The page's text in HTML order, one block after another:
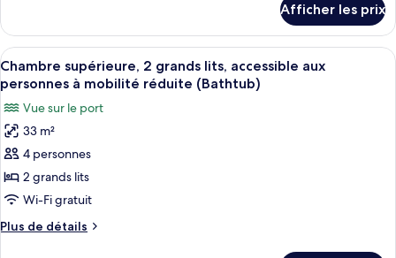
2
grands
lits,
vue
sur
le
port
Chambre
supérieure,
2
grands
lits,
vue
sur
le
port
Afficher les prix
Afficher
toutes
les
photos
pour
ce
type
de
chambre :
Chambre
Un immeuble à plusieurs étages
5
Chambre supérieure, 2 grands lits, accessible aux
personnes à mobilité réduite (Bathtub)
Vue sur le port
33 m²
4 personnes
2 grands lits
Wi-Fi gratuit
Plus de détails
Plus